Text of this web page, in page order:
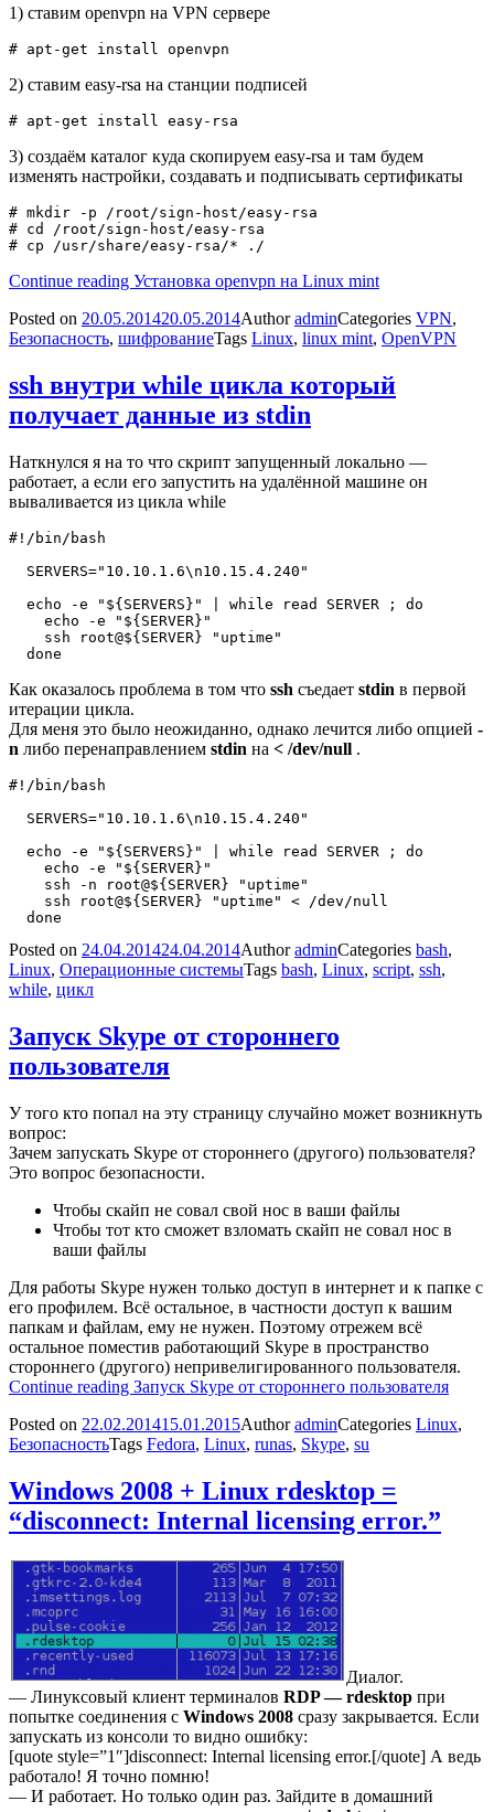
1) ставим openvpn на VPN сервере
# apt-get install openvpn
2) ставим easy-rsa на станции подписей
# apt-get install easy-rsa
3) создаём каталог куда скопируем easy-rsa и там будем
изменять настройки, создавать и подписывать сертификаты
# mkdir -p /root/sign-host/easy-rsa
# cd /root/sign-host/easy-rsa
# cp /usr/share/easy-rsa/* ./
Continue reading Установка openvpn на Linux mint
Posted on 20.05.201420.05.2014AuthoradminCategories VPN,
Безопасность, шифрованиеTags Linux, linux mint, OpenVPN
ssh внутри while цикла который
получает данные из stdin
Наткнулся я на то что скрипт запущенный локально —
работает, а если его запустить на удалённой машине он
вываливается из цикла while
#!/bin/bash
  SERVERS="10.10.1.6\n10.15.4.240"
  echo -e "${SERVERS}" | while read SERVER ; do
    echo -e "${SERVER}"
    ssh root@${SERVER} "uptime"
Как оказалось проблема в том что ssh съедает stdin в первой
итерации цикла.
Для меня это было неожиданно, однако лечится либо опцией -
n либо перенаправлением stdin на < /dev/null .
#!/bin/bash
  SERVERS="10.10.1.6\n10.15.4.240"
  echo -e "${SERVERS}" | while read SERVER ; do
    echo -e "${SERVER}"
    ssh -n root@${SERVER} "uptime"
    ssh root@${SERVER} "uptime" < /dev/null
Posted on 24.04.201424.04.2014AuthoradminCategories bash,
Linux, Операционные системыTags bash, Linux, script, ssh,
while, цикл
Запуск Skype от стороннего
пользователя
У того кто попал на эту страницу случайно может возникнуть
вопрос:
Зачем запускать Skype от стороннего (другого) пользователя?
Это вопрос безопасности.
Чтобы скайп не совал свой нос в ваши файлы
Чтобы тот кто сможет взломать скайп не совал нос в
ваши файлы
Для работы Skype нужен только доступ в интернет и к папке с
его профилем. Всё остальное, в частности доступ к вашим
папкам и файлам, ему не нужен. Поэтому отрежем всё
остальное поместив работающий Skype в пространство
стороннего (другого) непривелигированного пользователя.
Continue reading Запуск Skype от стороннего пользователя
Posted on 22.02.201415.01.2015AuthoradminCategories Linux,
БезопасностьTags Fedora, Linux, runas, Skype, su
Windows 2008 + Linux rdesktop =
“disconnect: Internal licensing error.”
Диалог.
— Линуксовый клиент терминалов RDP — rdesktop при
попытке соединения с Windows 2008 сразу закрывается. Если
запускать из консоли то видно ошибку:
[quote style=”1″]disconnect: Internal licensing error.[/quote] А ведь
работало! Я точно помню!
— И работает. Но только один раз. Зайдите в домашний